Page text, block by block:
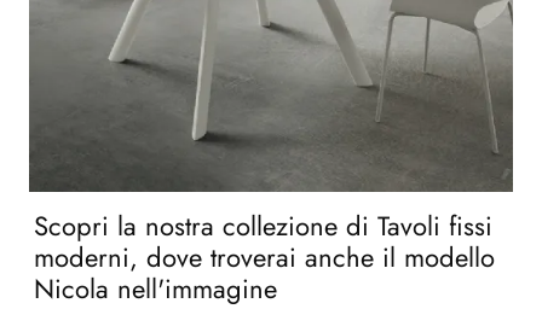
Scopri la nostra collezione di Tavoli fissi
moderni, dove troverai anche il modello
Nicola nell'immagine